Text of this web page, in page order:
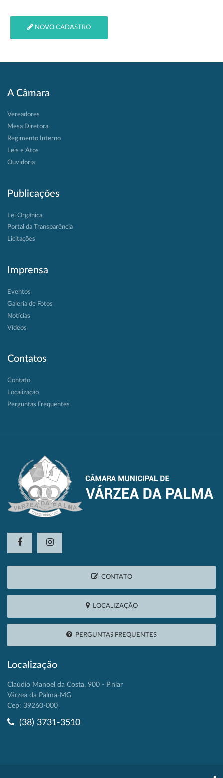
NOVO CADASTRO
A Câmara
Vereadores
Mesa Diretora
Regimento Interno
Leis e Atos
Ouvidoria
Publicações
Lei Orgânica
Portal da Transparência
Licitações
Imprensa
Eventos
Galeria de Fotos
Notícias
Vídeos
Contatos
Contato
Localização
Perguntas Frequentes
CONTATO
LOCALIZAÇÃO
PERGUNTAS FREQUENTES
Localização
Claúdio Manoel da Costa, 900 - Pinlar
Várzea da Palma-MG
Cep: 39260-000
(38) 3731-3510